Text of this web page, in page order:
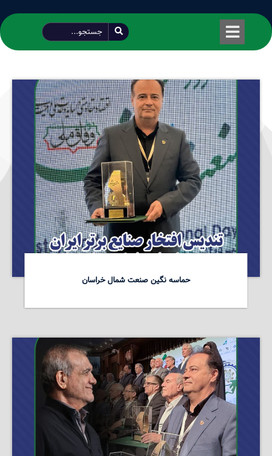
طراحی شده توسط محمود سیفی | 4215 887 0915
حماسه نگین صنعت شمال خراسان